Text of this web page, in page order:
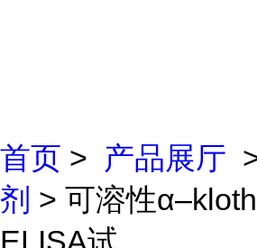
首页 > 产品展厅
剂 > 可溶性
ELISA试...